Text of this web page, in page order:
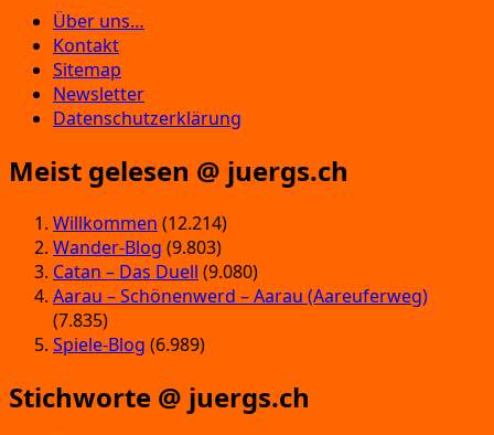
Über uns…
Kontakt
Sitemap
Newsletter
Datenschutzerklärung
Meist gelesen @ juergs.ch
Willkommen (12.214)
Wander-Blog (9.803)
Catan – Das Duell (9.080)
Aarau – Schönenwerd – Aarau (Aareuferweg)
(7.835)
Spiele-Blog (6.989)
Stichworte @ juergs.ch